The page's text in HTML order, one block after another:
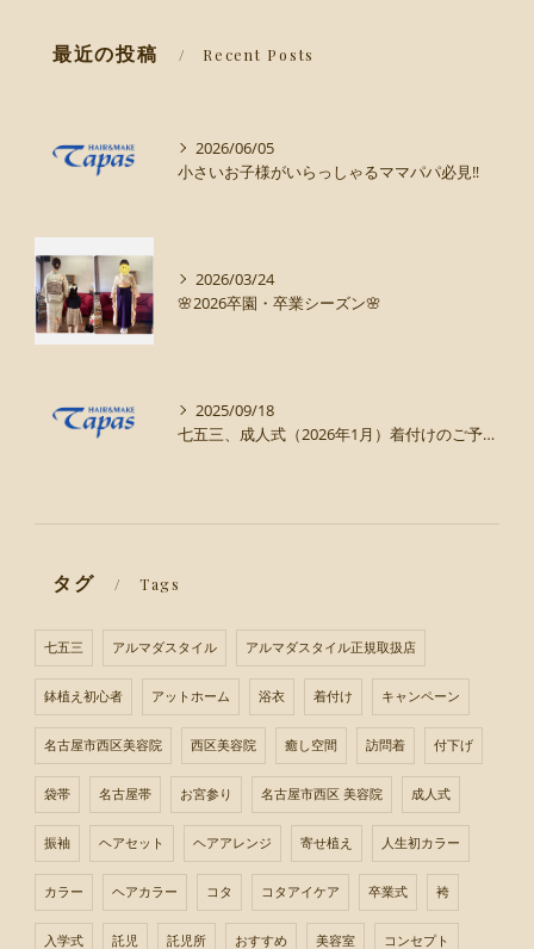
最近の投稿 Recent Posts
2026/06/05
小さいお子様がいらっしゃるママパパ必見‼️
2026/03/24
🌸2026卒園・卒業シーズン🌸
2025/09/18
七五三、成人式（2026年1月）着付けのご予約まだ受け付けてます！
タグ Tags
七五三 アルマダスタイル アルマダスタイル正規取扱店
鉢植え初心者 アットホーム 浴衣 着付け キャンペーン
名古屋市西区美容院 西区美容院 癒し空間 訪問着 付下げ
袋帯 名古屋帯 お宮参り 名古屋市西区 美容院 成人式
振袖 ヘアセット ヘアアレンジ 寄せ植え 人生初カラー
カラー ヘアカラー コタ コタアイケア 卒業式 袴
入学式 託児 託児所 おすすめ 美容室 コンセプト